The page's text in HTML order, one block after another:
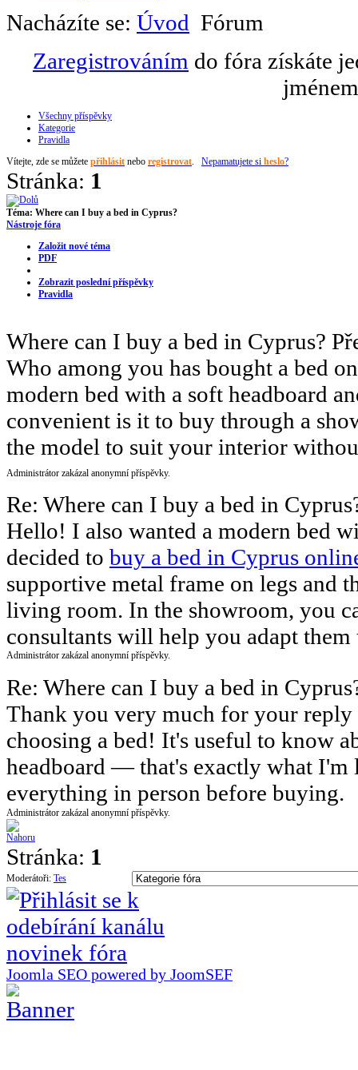
Nacházíte se: Úvod Fórum
Zaregistrováním do fóra získáte
Všechny příspěvky
Kategorie
Pravidla
Vítejte, zde se můžete přihlásit nebo registrovat. Nepamatujete si heslo?
Stránka: 1
Téma: Where can I buy a bed in Cyprus?
Nástroje fóra
Založit nové téma
PDF
Zobrazit poslední příspěvky
Pravidla
Where can I buy a bed in Cyprus?
Who among you has bought a bed
modern bed with a soft headboard
convenient is it to buy through a
the model to suit your interior
Administrátor zakázal anonymní příspěvky.
Re: Where can I buy a bed in
Hello! I also wanted a modern bed
decided to buy a bed in Cyprus
supportive metal frame on legs
living room. In the showroom, you
consultants will help you adapt
Administrátor zakázal anonymní příspěvky.
Re: Where can I buy a bed in
Thank you very much for your
choosing a bed! It's useful to know
headboard — that's exactly what I'm
everything in person before buying.
Administrátor zakázal anonymní příspěvky.
Stránka: 1
Moderátoři: Tes
Joomla SEO powered by JoomSEF